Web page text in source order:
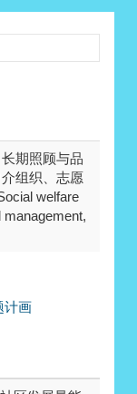
期照顾与品
组织、志愿
welfare
management,
计画